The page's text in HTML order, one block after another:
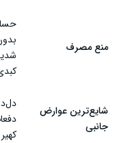
منع مصرف
شایع‌ترین عوارض
جانبی